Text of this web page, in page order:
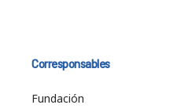
Corresponsables
Fundación